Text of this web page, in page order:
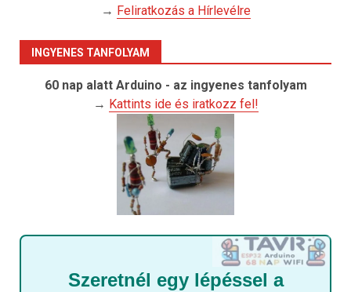
→ Feliratkozás a Hírlevélre
INGYENES TANFOLYAM
60 nap alatt Arduino - az ingyenes tanfolyam
→ Kattints ide és iratkozz fel!
Szeretnél egy lépéssel a